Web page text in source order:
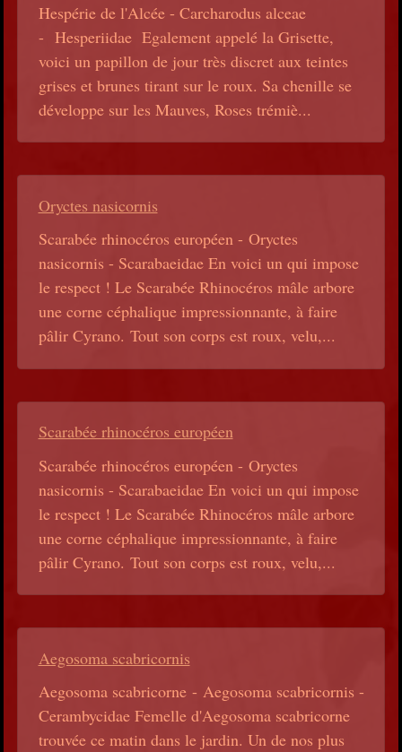
Hespérie de l'Alcée - Carcharodus alceae
- Hesperiidae Egalement appelé la Grisette,
voici un papillon de jour très discret aux teintes
grises et brunes tirant sur le roux. Sa chenille se
développe sur les Mauves, Roses trémiè...
Oryctes nasicornis
Scarabée rhinocéros européen - Oryctes
nasicornis - Scarabaeidae En voici un qui impose
le respect ! Le Scarabée Rhinocéros mâle arbore
une corne céphalique impressionnante, à faire
pâlir Cyrano. Tout son corps est roux, velu,...
Scarabée rhinocéros européen
Scarabée rhinocéros européen - Oryctes
nasicornis - Scarabaeidae En voici un qui impose
le respect ! Le Scarabée Rhinocéros mâle arbore
une corne céphalique impressionnante, à faire
pâlir Cyrano. Tout son corps est roux, velu,...
Aegosoma scabricornis
Aegosoma scabricorne - Aegosoma scabricornis -
Cerambycidae Femelle d'Aegosoma scabricorne
trouvée ce matin dans le jardin. Un de nos plus